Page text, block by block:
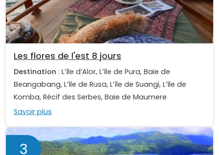
Les flores de l'est 8 jours
Destination : L’île d’Alor, L’île de Pura, Baie de
Beangabang, L’île de Rusa, L’île de Suangi, L’île de
Komba, Récif des Serbes, Baie de Maumere
Savoir plus
3